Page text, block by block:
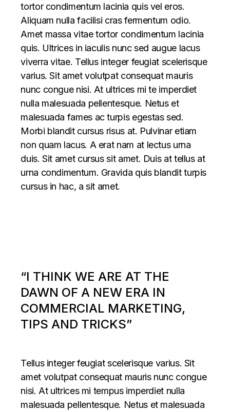
tortor condimentum lacinia quis vel eros.
Aliquam nulla facilisi cras fermentum odio.
Amet massa vitae tortor condimentum lacinia
quis. Ultrices in iaculis nunc sed augue lacus
viverra vitae. Tellus integer feugiat scelerisque
varius. Sit amet volutpat consequat mauris
nunc congue nisi. At ultrices mi te imperdiet
nulla malesuada pellentesque. Netus et
malesuada fames ac turpis egestas sed.
Morbi blandit cursus risus at. Pulvinar etiam
non quam lacus. A erat nam at lectus urna
duis. Sit amet cursus sit amet. Duis at tellus at
urna condimentum. Gravida quis blandit turpis
cursus in hac, a sit amet.
“I THINK WE ARE AT THE
DAWN OF A NEW ERA IN
COMMERCIAL MARKETING,
TIPS AND TRICKS”
Tellus integer feugiat scelerisque varius. Sit
amet volutpat consequat mauris nunc congue
nisi. At ultrices mi tempus imperdiet nulla
malesuada pellentesque. Netus et malesuada